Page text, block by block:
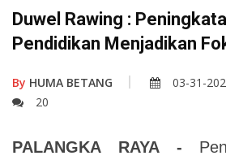
Duwel Rawing :
Pendidikan Menjadikan
By HUMA BETANG 03-31-
20
PALANGKA RAYA-